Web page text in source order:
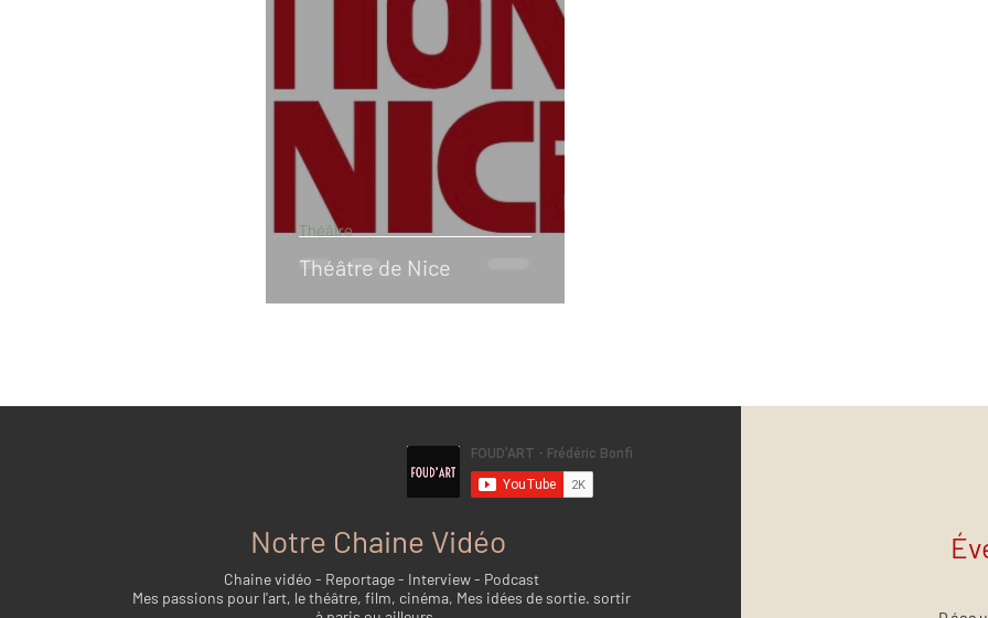
Annuaire Théâtre - Musée
Théâtre de Nice
Théâtre
Notre Chaine Vidéo
Chaine vidéo - Reportage - Interview - Podcast
Mes passions pour l'art, le théâtre, film, cinéma, Mes idées de sortie. sortir